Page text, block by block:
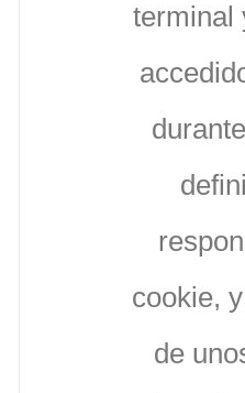
terminal
cookie,
de